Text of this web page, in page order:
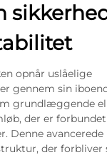
opnår uslåelige
gennem sin
grundlæggende
der er
Denne avancerede
der forbliver